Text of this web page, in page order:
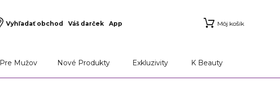
Vyhľadať obchod Váš darček App Môj košík
Pre Mužov Nové Produkty Exkluzivity K Beauty